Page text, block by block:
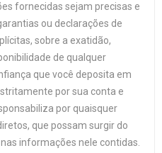
fornecidas sejam precisas e
ou declarações de
sobre a exatidão,
de qualquer
que você deposita em
por sua conta e
por quaisquer
que possam surgir do
informações nele contidas.